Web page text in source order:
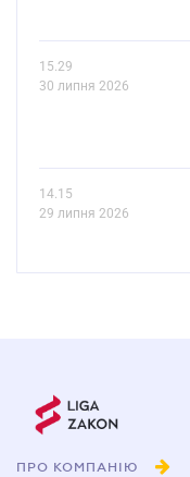
15.29
30 липня 2026
14.15
29 липня 2026
ПРО КОМПАНІЮ